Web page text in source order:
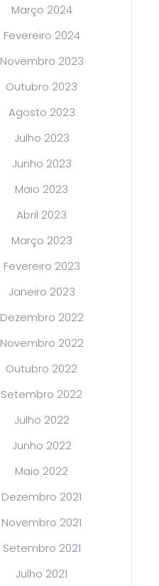
Março 2024
Fevereiro 2024
Novembro 2023
Outubro 2023
Agosto 2023
Julho 2023
Junho 2023
Maio 2023
Abril 2023
Março 2023
Fevereiro 2023
Janeiro 2023
Dezembro 2022
Novembro 2022
Outubro 2022
Setembro 2022
Julho 2022
Junho 2022
Maio 2022
Dezembro 2021
Novembro 2021
Setembro 2021
Julho 2021